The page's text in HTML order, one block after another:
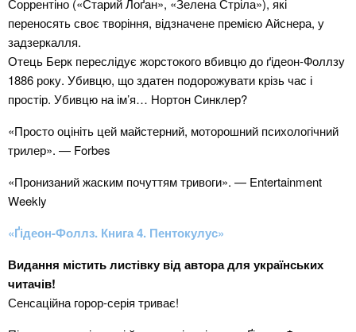
Соррентіно («Старий Лоґан», «Зелена Стріла»), які
переносять своє творіння, відзначене премією Айснера, у
задзеркалля.
Отець Берк переслідує жорстокого вбивцю до ґідеон-Фоллзу
1886 року. Убивцю, що здатен подорожувати крізь час і
простір. Убивцю на ім’я… Нортон Синклер?
«Просто оцініть цей майстерний, моторошний психологічний
трилер». — Forbes
«Пронизаний жаским почуттям тривоги». — Entertainment
Weekly
«Ґідеон-Фоллз. Книга 4. Пентокулус»
Видання містить листівку від автора для українських
читачів!
Сенсаційна горор-серія триває!